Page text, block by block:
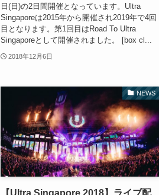
日(日)の2日間開催となっています。Ultra
Singaporeは2015年から開催され2019年で4回
目となります。第1回目はRoad To Ultra
Singaporeとして開催されました。 [box cl...
2018年12月6日
NEWS